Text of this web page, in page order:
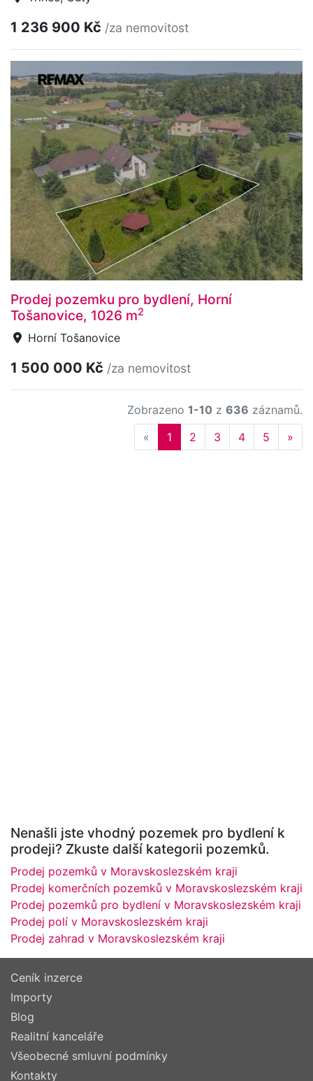
1 236 900 Kč /za nemovitost
Prodej pozemku pro bydlení, Horní
Tošanovice, 1026 m2
Horní Tošanovice
1 500 000 Kč /za nemovitost
Zobrazeno 1-10 z 636 záznamů.
« Previous
1 2 3 4 5 »
Nenašli jste vhodný pozemek pro bydlení k
prodeji? Zkuste další kategorii pozemků.
Prodej pozemků v Moravskoslezském kraji
Prodej komerčních pozemků v Moravskoslezském kraji
Prodej pozemků pro bydlení v Moravskoslezském kraji
Prodej polí v Moravskoslezském kraji
Prodej zahrad v Moravskoslezském kraji
Ceník inzerce
Importy
Blog
Realitní kanceláře
Všeobecné smluvní podmínky
Kontakty